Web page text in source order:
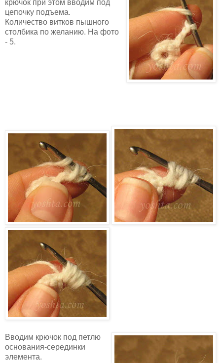
крючок при этом вводим под
цепочку подъема.
Количество витков пышного
столбика по желанию. На фото
- 5.
Вводим крючок под петлю
основания-серединки
элемента.